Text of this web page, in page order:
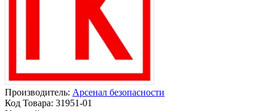
Производитель: Арсенал безопасности
Код Товара: 31951-01